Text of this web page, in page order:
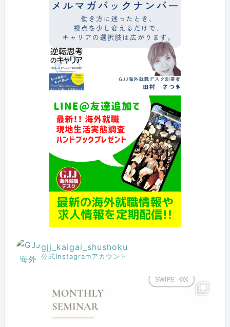
gjj_kaigai_shushoku
公式Instagramアカウント